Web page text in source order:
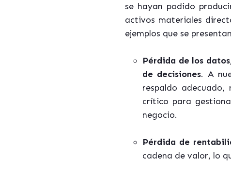
se hayan podido
activos materiales
ejemplos que se
Pérdida de los
de decisiones. A
respaldo
crítico para
negocio.
Pérdida de
cadena de valor, lo